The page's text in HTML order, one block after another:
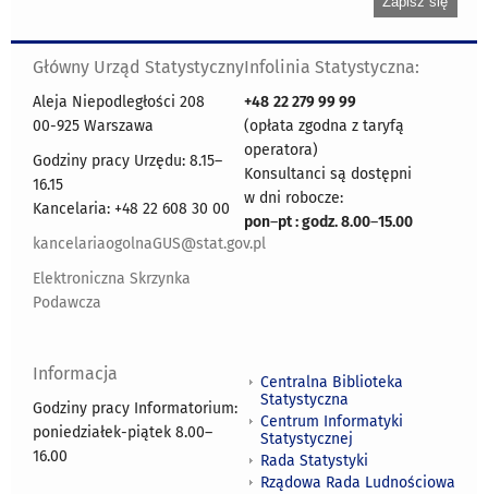
Główny Urząd Statystyczny
Aleja Niepodległości 208
00-925 Warszawa
Godziny pracy Urzędu: 8.15–
16.15
Kancelaria: +48 22 608 30 00
kancelariaogolnaGUS@stat.gov.pl
Elektroniczna Skrzynka
Podawcza
Infolinia Statystyczna:
+48 22 279 99 99
(opłata zgodna z taryfą
operatora)
Konsultanci są dostępni
w dni robocze:
pon–pt : godz. 8.00–15.00
Informacja
Godziny pracy Informatorium:
poniedziałek-piątek 8.00–
16.00
Centralna Biblioteka
Statystyczna
Centrum Informatyki
Statystycznej
Rada Statystyki
Rządowa Rada Ludnościowa